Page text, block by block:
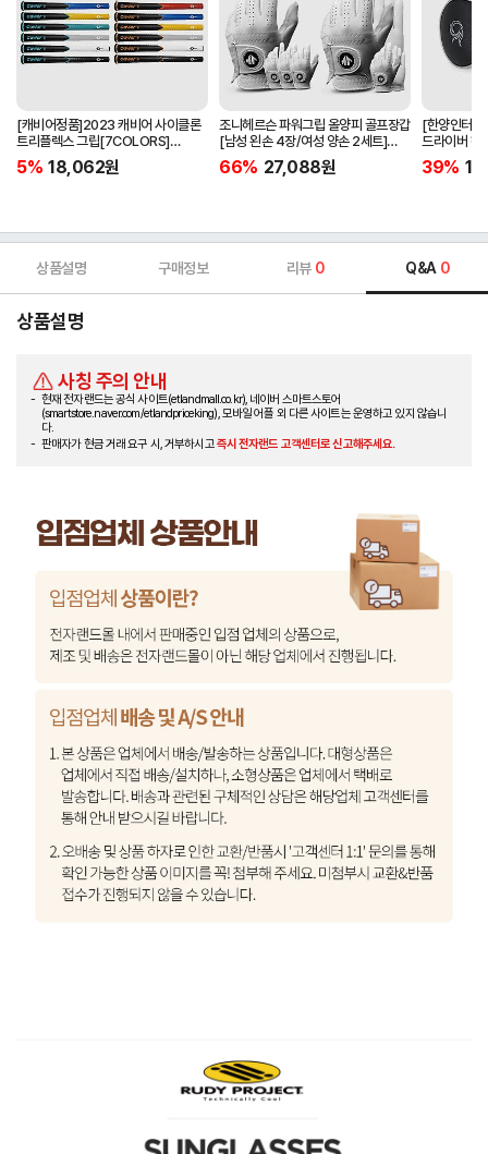
[캐비어정품]2023 캐비어 사이클론
트리플렉스 그립[7COLORS]
[라운드][39g/42g/46g/50g]
[R/S 토크]
5% 18,062원
조니헤르슨 파워그립 올양피 골프장갑
[남성 왼손 4장/여성 양손 2세트]
[화이트][케이스포함]
66% 27,088원
[한양인터
드라이버 헤
[HD-302]
39%
상품설명 구매정보 리뷰 0 Q&A 0
상품설명
사칭 주의 안내
현재 전자랜드는 공식 사이트(etlandmall.co.kr), 네이버 스마트스토어
(smartstore.naver.com/etlandpriceking), 모바일 어플 외 다른 사이트는 운영하고 있지 않습니
다.
판매자가 현금 거래 요구 시, 거부하시고즉시 전자랜드 고객센터로 신고해주세요.